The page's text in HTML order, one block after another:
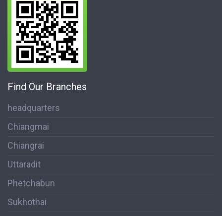
Find Our Branches
headquarters
Chiangmai
Chiangrai
Uttaradit
Phetchabun
Sukhothai